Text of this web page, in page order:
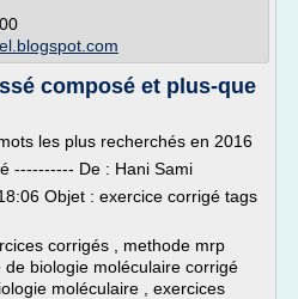
composé et plus-que
les plus recherchés en 2016
---------- De : Hani Sami
Objet : exercice corrigé tags
corrigés , methode mrp
biologie moléculaire corrigé
moléculaire , exercices